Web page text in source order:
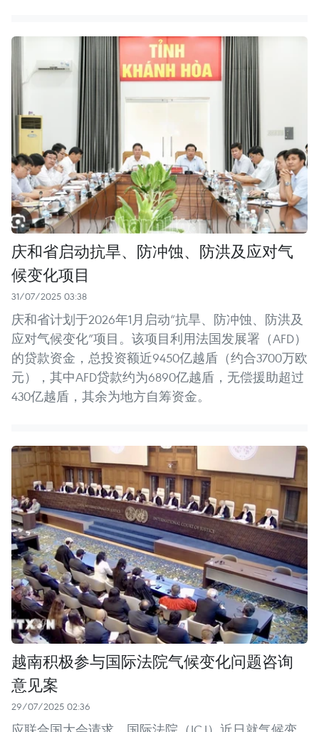
庆和省启动抗旱、防冲蚀、防洪及应对气
候变化项目
31/07/2025 03:38
庆和省计划于2026年1月启动“抗旱、防冲蚀、防洪及
应对气候变化”项目。该项目利用法国发展署（AFD）
的贷款资金，总投资额近9450亿越盾（约合3700万欧
元），其中AFD贷款约为6890亿越盾，无偿援助超过
430亿越盾，其余为地方自筹资金。
越南积极参与国际法院气候变化问题咨询
意见案
29/07/2025 02:36